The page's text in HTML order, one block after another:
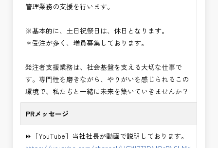
■勤務地について、ご希望のある方は別途ご相談く
国土交通省、地方自治体
（東北地方、関東地方、中部地方、近畿地方など）
い。＞
・＜急募＞工事監督支援業務
・＜急募＞資料作成業務
・NEXCO（ネクスコ）点検業務
・NEXCO（ネクスコ）保全調査
・電気工事監督支援業務
管理業務の支援を行います。
※基本的に、土日祝祭日は、休日となります。
＊受注が多く、増員募集しております。
発注者支援業務は、社会基盤を支える大切な仕事で
す。専門性を磨きながら、やりがいを感じられるこの
環境で、私たちと一緒に未来を築いていきませんか？
PRメッセージ
⏩［YouTube］当社社長が動画で説明しております。